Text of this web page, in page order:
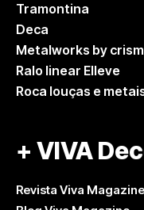
Tramontina
Deca
Metalworks by
Ralo linear Elleve
Roca louças e
+ VIVA
Revista Viva Magazine